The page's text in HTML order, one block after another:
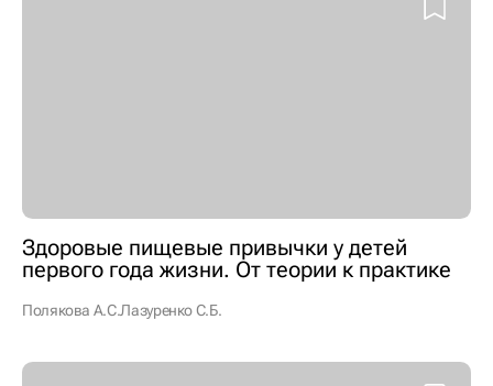
Здоровые пищевые привычки у детей
первого года жизни. От теории к практике
Полякова А.С.Лазуренко С.Б.